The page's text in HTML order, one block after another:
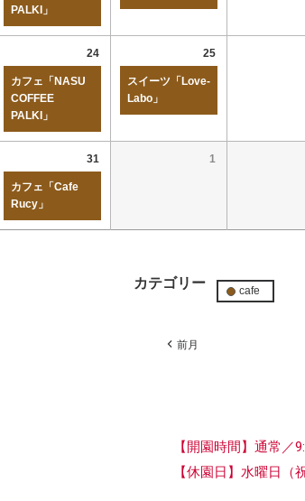
PALKI」
24
カフェ「NASU
COFFEE
PALKI」
25
スイーツ「Love-
Labo」
31
カフェ「Cafe
Rucy」
1
カテゴリー cafe
前月
【開園時間】 通常／
【休園日】水曜日